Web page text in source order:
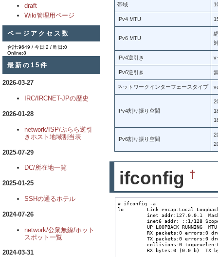
draft
Wiki管理用ページ
ページアクセス数
合計:9649 / 今日:2 / 昨日:0
Online:8
最新の15件
2026-03-27
IRC/IRCNET-JPの歴史
2026-01-28
network/ISP/ぷらら逆引
きホスト地域割当表
2025-07-29
DC/所在地一覧
2025-01-25
SSHの通るホテル
2024-07-26
network/公衆無線/ホット
スポット一覧
2024-03-31
帯域
IPv4 MTU
IPv6 MTU
IPv4逆引き
IPv6逆引き
ネットワークインターフェースタイプ
IPv4割り振り空間
IPv6割り振り空間
ifconfig †
# ifconfig -a
lo        Link encap:Local
inet addr:127.0.0.1
inet6 addr: ::1/128
UP LOOPBACK RUNNING
RX packets:0 errors:0
TX packets:0 errors:0
collisions:0
RX bytes:0 (0.0 b)  TX